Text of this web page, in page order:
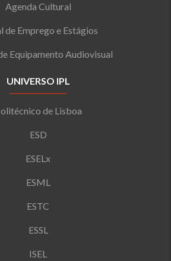
Agenda Cultural
de Emprego e Estágios
Equipamento Audiovisual
UNIVERSO IPL
de Lisboa
ESD
ESELx
ESML
ESTC
ESSL
ISEL